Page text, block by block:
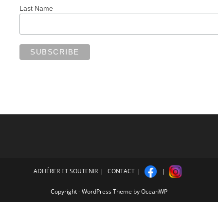
Last Name
ADHÉRER ET SOUTENIR CONTACT
Copyright - WordPress Theme by OceanWP